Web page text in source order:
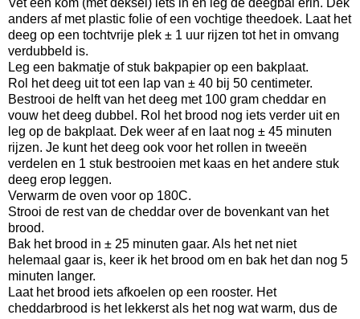
Vet een kom (met deksel) iets in en leg de deegbal erin. Dek
anders af met plastic folie of een vochtige theedoek. Laat het
deeg op een tochtvrije plek ± 1 uur rijzen tot het in omvang
verdubbeld is.
Leg een bakmatje of stuk bakpapier op een bakplaat.
Rol het deeg uit tot een lap van ± 40 bij 50 centimeter.
Bestrooi de helft van het deeg met 100 gram cheddar en
vouw het deeg dubbel. Rol het brood nog iets verder uit en
leg op de bakplaat. Dek weer af en laat nog ± 45 minuten
rijzen. Je kunt het deeg ook voor het rollen in tweeën
verdelen en 1 stuk bestrooien met kaas en het andere stuk
deeg erop leggen.
Verwarm de oven voor op 180C.
Strooi de rest van de cheddar over de bovenkant van het
brood.
Bak het brood in ± 25 minuten gaar. Als het net niet
helemaal gaar is, keer ik het brood om en bak het dan nog 5
minuten langer.
Laat het brood iets afkoelen op een rooster. Het
cheddarbrood is het lekkerst als het nog wat warm, dus de